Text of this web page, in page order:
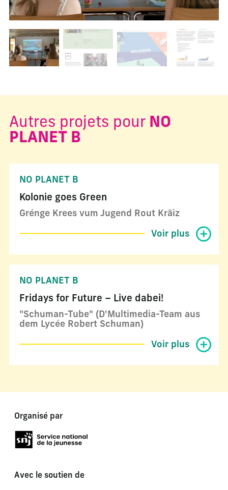
Changer la diapositive actuelle de ce carrousel
Autres projets pour NO
PLANET B
NO PLANET B
Kolonie goes Green
Grénge Krees vum Jugend Rout Kräiz
Voir plus
NO PLANET B
Fridays for Future – Live dabei!
"Schuman-Tube" (D'Multimedia-Team aus
dem Lycée Robert Schuman)
Voir plus
Organisé par
Avec le soutien de